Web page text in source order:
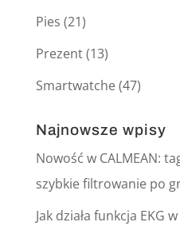
Pies (21)
Prezent(13)
Smartwatche(47)
Najnowsze wpisy
Nowość w CALMEAN:
szybkie filtrowanie po
Jak działa funkcja EKG